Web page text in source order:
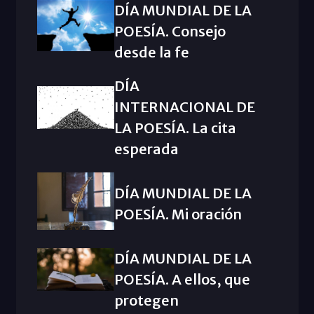
DÍA MUNDIAL DE LA
POESÍA. Consejo
desde la fe
DÍA
INTERNACIONAL DE
LA POESÍA. La cita
esperada
DÍA MUNDIAL DE LA
POESÍA. Mi oración
DÍA MUNDIAL DE LA
POESÍA. A ellos, que
protegen